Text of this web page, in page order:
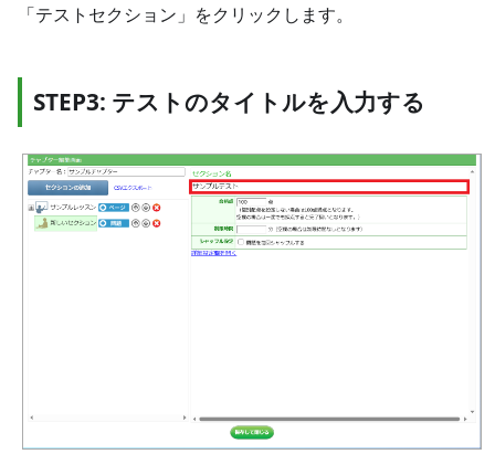
「テストセクション」をクリックします。
STEP3: テストのタイトルを入力する